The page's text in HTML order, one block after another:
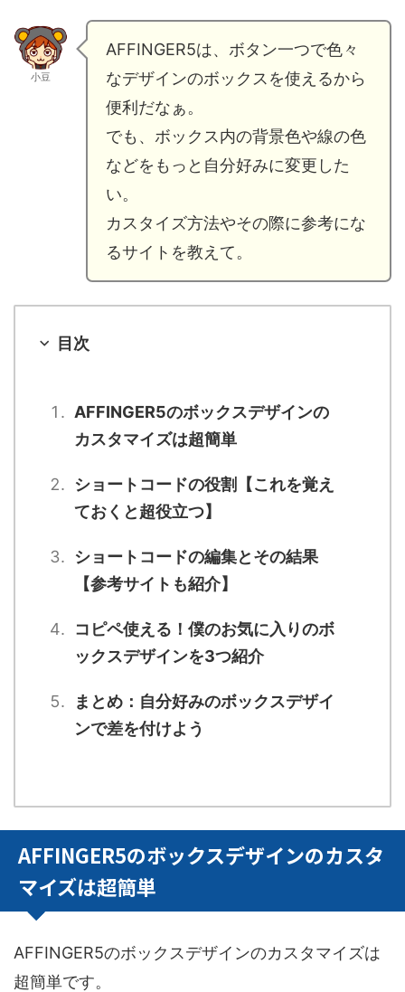
小豆
AFFINGER5は、ボタン一つで色々
なデザインのボックスを使えるから
便利だなぁ。
でも、ボックス内の背景色や線の色
などをもっと自分好みに変更した
い。
カスタイズ方法やその際に参考にな
るサイトを教えて。
目次
AFFINGER5のボックスデザインの
カスタマイズは超簡単
ショートコードの役割【これを覚え
ておくと超役立つ】
ショートコードの編集とその結果
【参考サイトも紹介】
コピペ使える！僕のお気に入りのボ
ックスデザインを3つ紹介
まとめ：自分好みのボックスデザイ
ンで差を付けよう
AFFINGER5のボックスデザインのカスタ
マイズは超簡単
AFFINGER5のボックスデザインのカスタマイズは
超簡単です。